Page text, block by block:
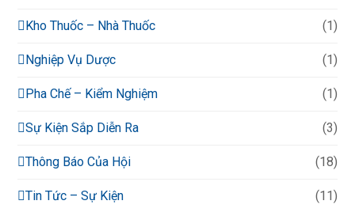
Kho Thuốc – Nhà Thuốc (1)
Nghiệp Vụ Dược (1)
Pha Chế – Kiểm Nghiệm (1)
Sự Kiện Sắp Diễn Ra (3)
Thông Báo Của Hội (18)
Tin Tức – Sự Kiện (11)